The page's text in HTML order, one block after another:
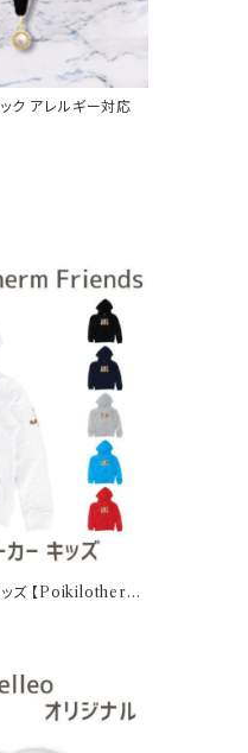
ク アレルギー対応
ズ 【Poikilotherm
フーデッドライト